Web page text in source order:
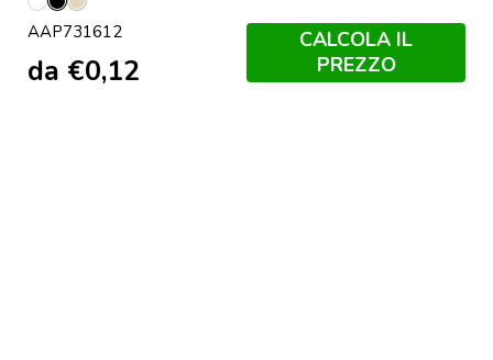
Bianco
NeroNaturale
AAP731612
da €0,12
CALCOLA IL
PREZZO